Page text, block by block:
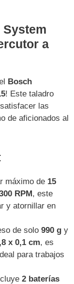
a
Bosch
! Este taladro
las
de aficionados al
máximo de 15
RPM, este
y atornillar en
de solo 990 g y
x 0,1 cm, es
para trabajos
2 baterías